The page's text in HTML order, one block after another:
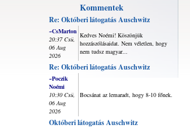
Kommentek
Re: Októberi látogatás Auschwitz
~CsMarton
20:37 Csü,
06 Aug
2026
Kedves Noémi! Köszönjük
hozzászólásaidat. Nem véletlen, hogy
nem tudsz magyar...
Re: Októberi látogatás Auschwitz
~Poczik
Noémi
10:30 Csü,
06 Aug
2026
Bocsánat az lemaradt, hogy 8-10 főnek.
Októberi látogatás Auschwitz